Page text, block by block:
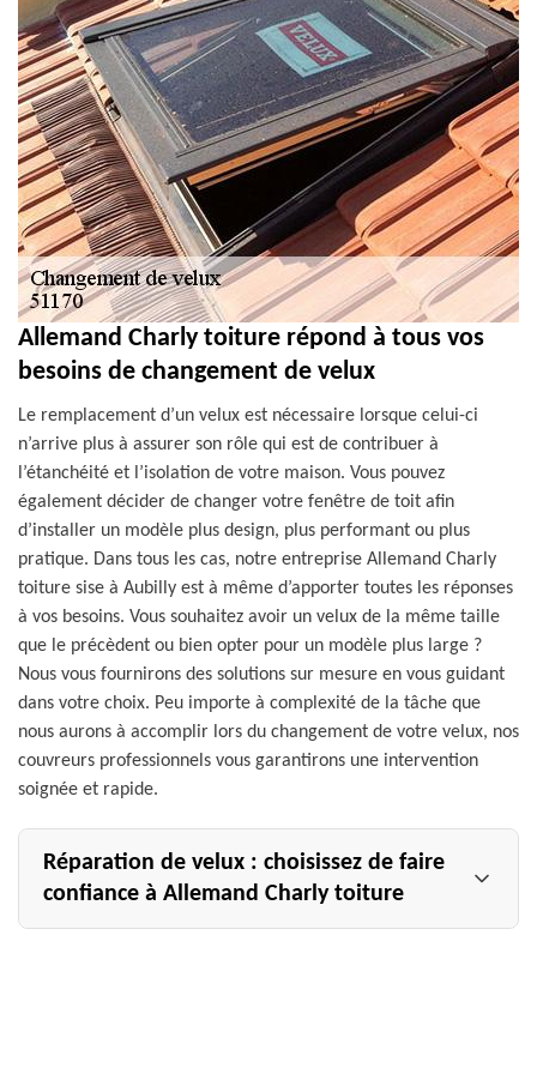
Allemand Charly toiture répond à tous vos
besoins de changement de velux
Le remplacement d’un velux est nécessaire lorsque celui-ci
n’arrive plus à assurer son rôle qui est de contribuer à
l’étanchéité et l’isolation de votre maison. Vous pouvez
également décider de changer votre fenêtre de toit afin
d’installer un modèle plus design, plus performant ou plus
pratique. Dans tous les cas, notre entreprise Allemand Charly
toiture sise à Aubilly est à même d’apporter toutes les réponses
à vos besoins. Vous souhaitez avoir un velux de la même taille
que le précèdent ou bien opter pour un modèle plus large ?
Nous vous fournirons des solutions sur mesure en vous guidant
dans votre choix. Peu importe à complexité de la tâche que
nous aurons à accomplir lors du changement de votre velux, nos
couvreurs professionnels vous garantirons une intervention
soignée et rapide.
Réparation de velux : choisissez de faire
confiance à Allemand Charly toiture